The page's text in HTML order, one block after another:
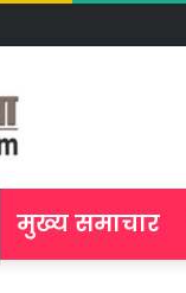
मुख्य समाचार